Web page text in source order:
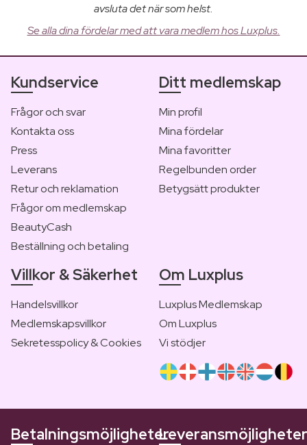
avsluta det när som helst.
Se alla dina fördelar med att vara medlem hos Luxplus.
Kundservice
Frågor och svar
Kontakta oss
Press
Leverans
Retur och reklamation
Frågor om medlemskap
BeautyCash
Beställning och betaling
Ditt medlemskap
Min profil
Mina fördelar
Mina favoritter
Regelbunden order
Betygsätt produkter
Villkor & Säkerhet
Handelsvillkor
Medlemskapsvillkor
Sekretesspolicy & Cookies
Om Luxplus
Luxplus Medlemskap
Om Luxplus
Vi stödjer
BetalningsmöjligheterLeveransmöjligheter